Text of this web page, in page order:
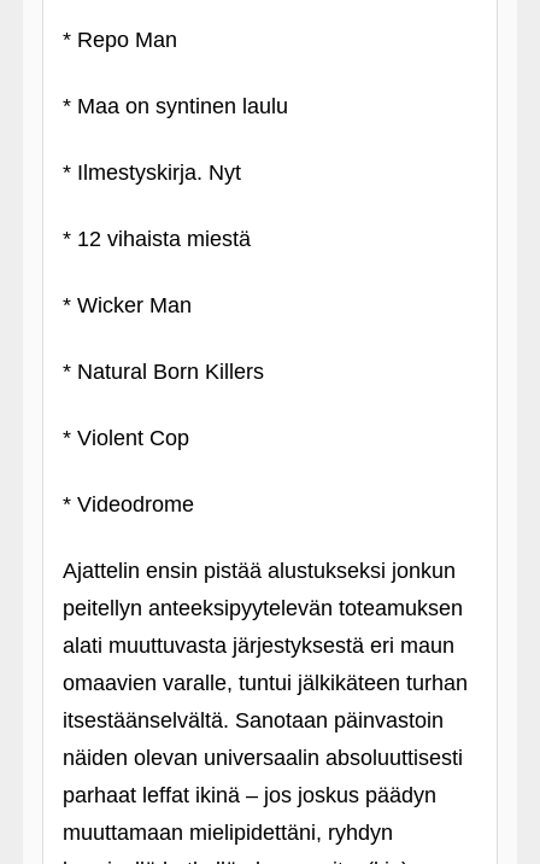
* Repo Man
* Maa on syntinen laulu
* Ilmestyskirja. Nyt
* 12 vihaista miestä
* Wicker Man
* Natural Born Killers
* Violent Cop
* Videodrome
Ajattelin ensin pistää alustukseksi jonkun
peitellyn anteeksipyytelevän toteamuksen
alati muuttuvasta järjestyksestä eri maun
omaavien varalle, tuntui jälkikäteen turhan
itsestäänselvältä. Sanotaan päinvastoin
näiden olevan universaalin absoluuttisesti
parhaat leffat ikinä – jos joskus päädyn
muuttamaan mielipidettäni, ryhdyn